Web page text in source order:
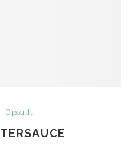
Opskrift